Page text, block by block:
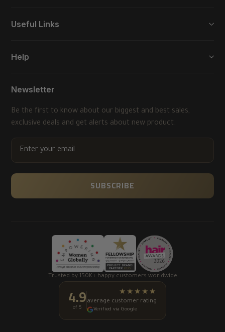
Useful Links
Help
Newsletter
Be the first to know about our biggest and best sales,
exclusive deals and get alerts about new product.
SUBSCRIBE
4.9
of 5
★★★★★
average customer rating
Verified via Google
Trusted by 150K+ happy customers worldwide